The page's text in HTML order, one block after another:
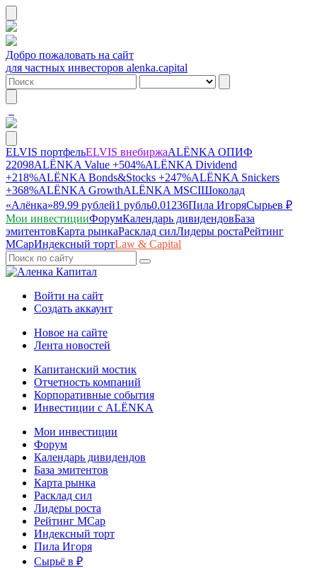
Добро пожаловать на сайт
для частных инвесторов alenka.capital
ELVIS портфельELVIS внебиржаALЁNKA ОПИФ
22098ALЁNKA Value +504%ALЁNKA Dividend
+218%ALЁNKA Bonds&Stocks +247%ALЁNKA Snickers
+368%ALЁNKA GrowthALЁNKA MSCIШоколад
«Алёнка»89.99 рублей1 рубль0.01236Пила ИгоряСырьев ₽
Мои инвестицииФорумКалендарь дивидендовБаза
эмитентовКарта рынкаРасклад силЛидеры ростаРейтинг
MCapИндексный тортLaw & Capital
Войти на сайт
Создать аккаунт
Новое на сайте
Лента новостей
Капитанский мостик
Отчетность компаний
Корпоративные события
Инвестиции с ALЁNKA
Мои инвестиции
Форум
Календарь дивидендов
База эмитентов
Карта рынка
Расклад сил
Лидеры роста
Рейтинг MCap
Индексный торт
Пила Игоря
Сырьё в ₽